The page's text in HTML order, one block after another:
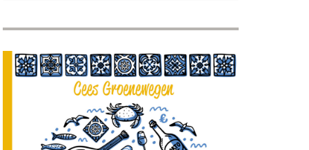
website